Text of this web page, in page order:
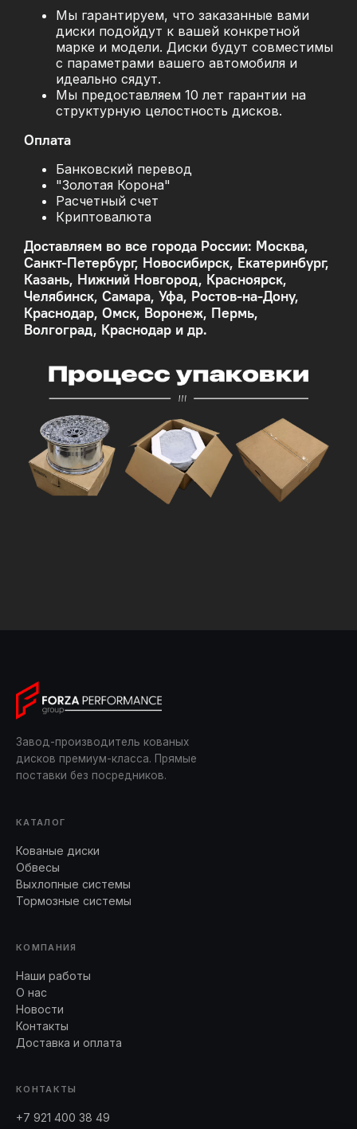
Мы гарантируем, что заказанные вами
диски подойдут к вашей конкретной
марке и модели. Диски будут совместимы
с параметрами вашего автомобиля и
идеально сядут.
Мы предоставляем 10 лет гарантии на
структурную целостность дисков.
Оплата
Банковский перевод
"Золотая Корона"
Расчетный счет
Криптовалюта
Доставляем во все города России: Москва,
Санкт-Петербург, Новосибирск, Екатеринбург,
Казань, Нижний Новгород, Красноярск,
Челябинск, Самара, Уфа, Ростов-на-Дону,
Краснодар, Омск, Воронеж, Пермь,
Волгоград, Краснодар и др.
Завод-производитель кованых
дисков премиум-класса. Прямые
поставки без посредников.
КАТАЛОГ
Кованые диски
Обвесы
Выхлопные системы
Тормозные системы
КОМПАНИЯ
Наши работы
О нас
Новости
Контакты
Доставка и оплата
КОНТАКТЫ
+7 921 400 38 49